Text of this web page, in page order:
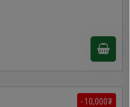
- 10,000₮